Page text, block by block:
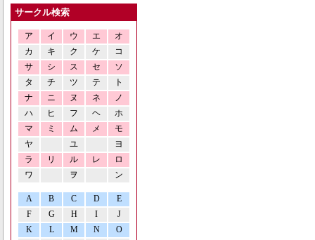
サークル検索
ア イ ウ エ
オ
カ
キ ク ケ
コ
サ
シ ス セ
ソ
タ
チ ツ テ
ト
ナ
ニ ヌ ネ
ノ
ハ
ヒ フ ヘ
ホ
マ
ミ ム メ
モ
ヤ
ユ
ヨ
ラ
リ ル レ
ロ
ワ
ヲ ン
A B C D
E
F
G H I
J
K
L M N O